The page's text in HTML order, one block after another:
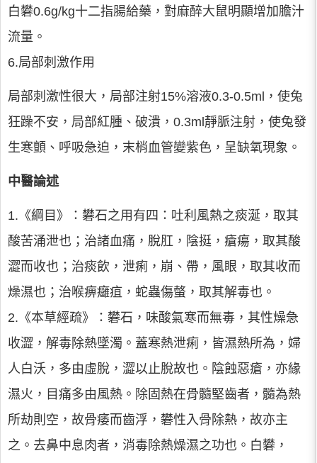
白礬0.6g/kg十二指腸給藥，對麻醉大鼠明顯增加膽汁
流量。
6.局部刺激作用
局部刺激性很大，局部注射15%溶液0.3-0.5ml，使兔
狂躁不安，局部紅腫、破潰，0.3ml靜脈注射，使兔發
生寒顫、呼吸急迫，末梢血管變紫色，呈缺氧現象。
中醫論述
1.《綱目》：礬石之用有四：吐利風熱之痰涎，取其
酸苦涌泄也；治諸血痛，脫肛，陰挺，瘡瘍，取其酸
澀而收也；治痰飲，泄痢，崩、帶，風眼，取其收而
燥濕也；治喉痹癰疽，蛇蟲傷螫，取其解毒也。
2.《本草經疏》：礬石，味酸氣寒而無毒，其性燥急
收澀，解毒除熱墜濁。蓋寒熱泄痢，皆濕熱所為，婦
人白沃，多由虛脫，澀以止脫故也。陰蝕惡瘡，亦緣
濕火，目痛多由風熱。除固熱在骨髓堅齒者，髓為熱
所劫則空，故骨痿而齒浮，礬性入骨除熱，故亦主
之。去鼻中息肉者，消毒除熱燥濕之功也。白礬，